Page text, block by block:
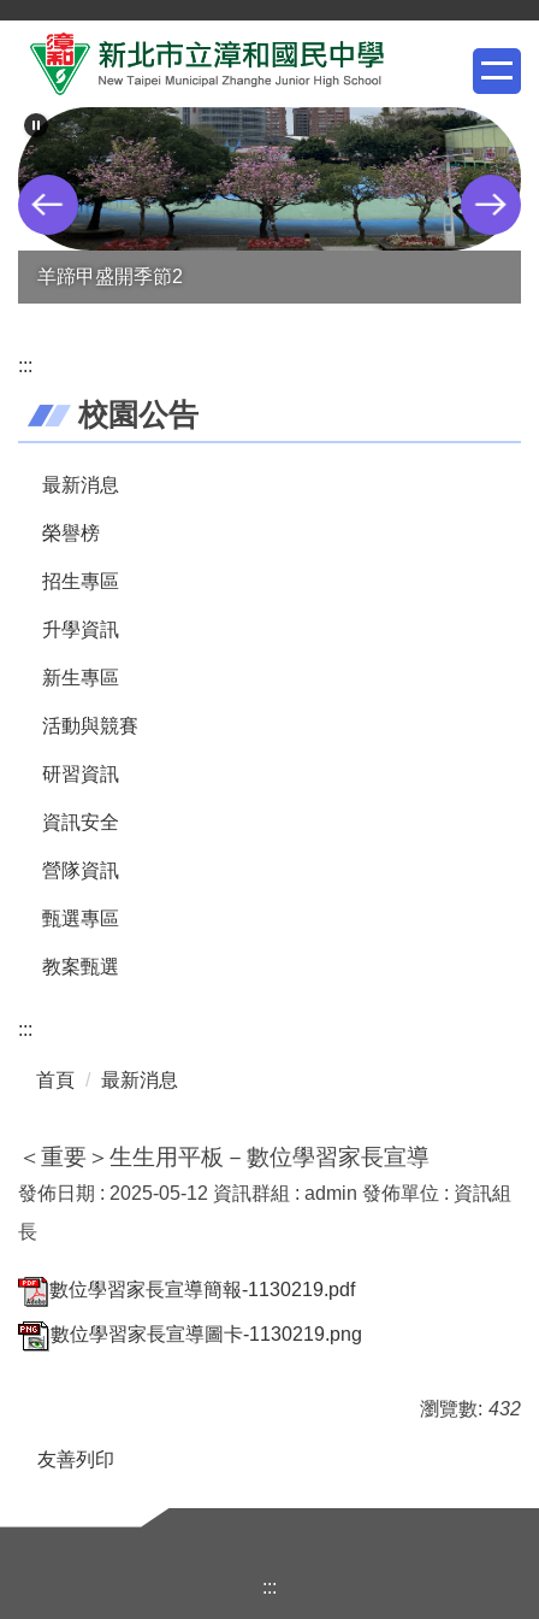
要
內
容
區
羊蹄甲盛開季節2
:::
校園公告
最新消息
榮譽榜
招生專區
升學資訊
新生專區
活動與競賽
研習資訊
資訊安全
營隊資訊
甄選專區
教案甄選
:::
首頁 最新消息
＜重要＞生生用平板－數位學習家長宣導
發佈日期 : 2025-05-12 資訊群組 : admin 發佈單位 : 資訊組
長
數位學習家長宣導簡報-1130219.pdf
數位學習家長宣導圖卡-1130219.png
瀏覽數: 432
友善列印
:::